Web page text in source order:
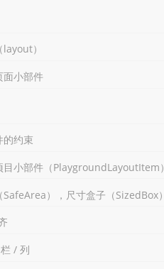
）
面小部件
的约束
目小部件（PlaygroundLayoutItem）
），尺寸盒子（SizedBox）
/ 列